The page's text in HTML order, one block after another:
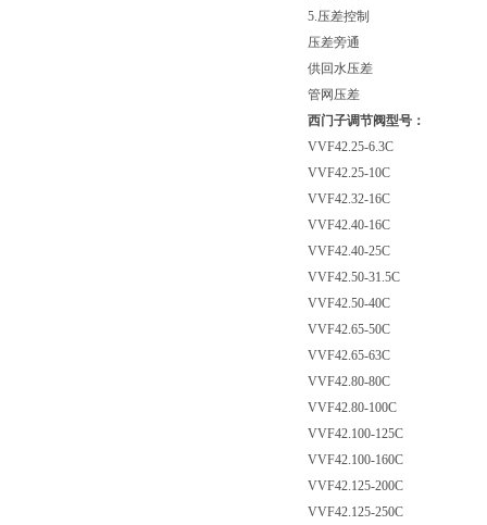
5.压差控制
压差旁通
供回水压差
管网压差
西门子调节阀型号：
VVF42.25-6.3C
VVF42.25-10C
VVF42.32-16C
VVF42.40-16C
VVF42.40-25C
VVF42.50-31.5C
VVF42.50-40C
VVF42.65-50C
VVF42.65-63C
VVF42.80-80C
VVF42.80-100C
VVF42.100-125C
VVF42.100-160C
VVF42.125-200C
VVF42.125-250C